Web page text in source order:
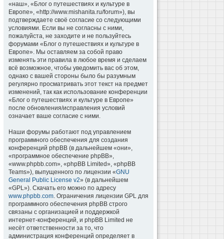
«наш», «Блог о путешествиях и культуре в
Европе», «http://www.mishanita.ru/forum»), вы
подтверждаете своё согласие со следующими
условиями. Если вы не согласны с ними,
пожалуйста, не заходите и не пользуйтесь
форумами «Блог о путешествиях и культуре в
Европе». Мы оставляем за собой право
изменять эти правила в любое время и сделаем
всё возможное, чтобы уведомить вас об этом,
однако с вашей стороны было бы разумным
регулярно просматривать этот текст на предмет
изменений, так как использование конференции
«Блог о путешествиях и культуре в Европе»
после обновления/исправления условий
означает ваше согласие с ними.
Наши форумы работают под управлением
программного обеспечения для создания
конференций phpBB (в дальнейшем «они»,
«программное обеспечение phpBB»,
«www.phpbb.com», «phpBB Limited», «phpBB
Teams»), выпущенного по лицензии «GNU
General Public License v2» (в дальнейшем
«GPL»). Скачать его можно по адресу
www.phpbb.com. Ограничения лицензии GPL для
программного обеспечения phpBB строго
связаны с организацией и поддержкой
интернет-конференций, и phpBB Limited не
несёт ответственности за то, что
администрация конференций определяет в